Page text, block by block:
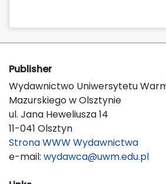
Publisher
Wydawnictwo Uniwersytetu
Mazurskiego w Olsztynie
ul. Jana Heweliusza 14
11-041 Olsztyn
Strona WWW Wydawnictwa
e-mail: wydawca@uwm.edu.pl